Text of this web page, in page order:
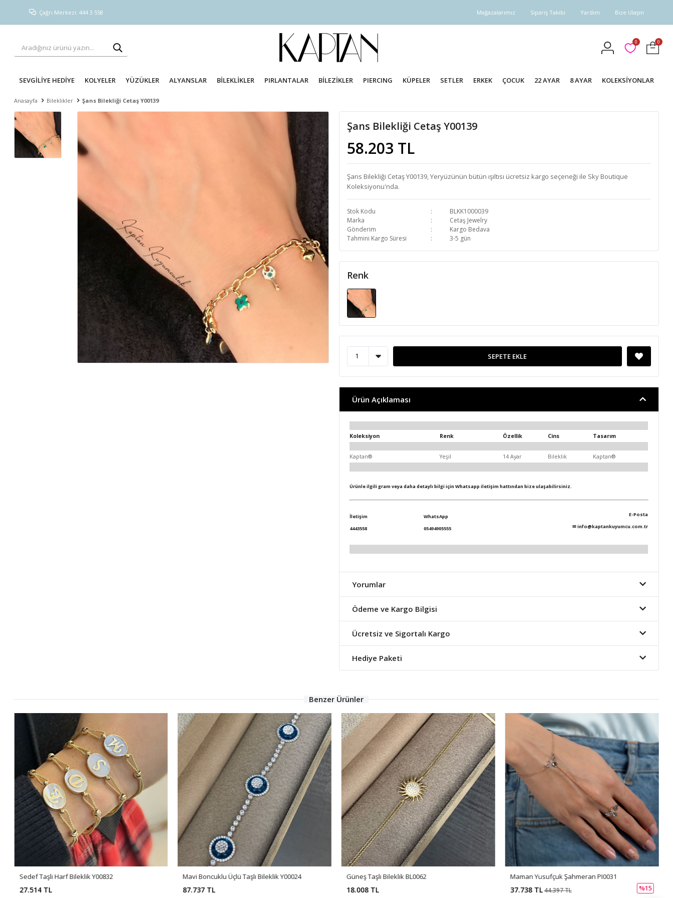
Çağrı Merkezi: 444 3 558 Mağazalarımız Sipariş Takibi Yardım Bize Ulaşın
0 0
SEVGİLİYE HEDİYE KOLYELER YÜZÜKLER ALYANSLAR BİLEKLİKLER PIRLANTALAR BİLEZİKLER PIERCING KÜPELER SETLER ERKEK ÇOCUK 22 AYAR 8 AYAR KOLEKSİYONLAR
Anasayfa Bileklikler Şans Bilekliği Cetaş Y00139
Şans Bilekliği Cetaş Y00139
58.203 TL
Şans Bilekliği Cetaş Y00139, Yeryüzünün bütün ışıltısı ücretsiz kargo seçeneği ile Sky Boutique
Koleksiyonu'nda.
Stok Kodu
BLKK1000039
Marka
Cetaş Jewelry
Gönderim
Kargo Bedava
Tahmini Kargo Süresi
3-5 gün
Renk
SEPETE EKLE
Ürün Açıklaması
Koleksiyon Renk Özellik Cins Tasarım
Kaptan® Yeşil 14 Ayar Bileklik Kaptan®
Ürünle ilgili gram veya daha detaylı bilgi için Whatsapp iletişim hattından bize ulaşabilirsiniz.
İletişim
4443558
WhatsApp
05494905555
E-Posta
✉info@kaptankuyumcu.com.tr
Yorumlar
Ödeme ve Kargo Bilgisi
Ücretsiz ve Sigortalı Kargo
Hediye Paketi
Benzer Ürünler
Sedef Taşli Harf Bileklik Y00832
27.514 TL
Mavi Boncuklu Üçlü Taşlı Bileklik Y00024
87.737 TL
Güneş Taşlı Bileklik BL0062
18.008 TL
Maman Yusufçuk Şahmeran PI0031
37.738 TL44.397 TL %15